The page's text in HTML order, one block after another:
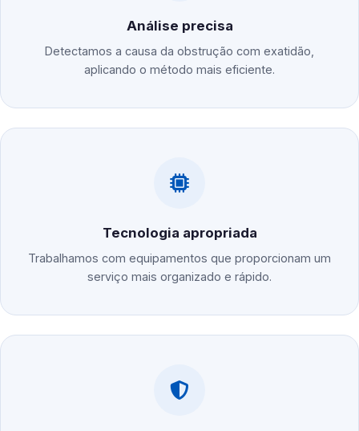
Análise precisa
Detectamos a causa da obstrução com exatidão,
aplicando o método mais eficiente.
Tecnologia apropriada
Trabalhamos com equipamentos que proporcionam um
serviço mais organizado e rápido.